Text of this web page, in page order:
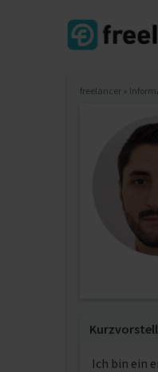
freelancer »
Ich bin ein